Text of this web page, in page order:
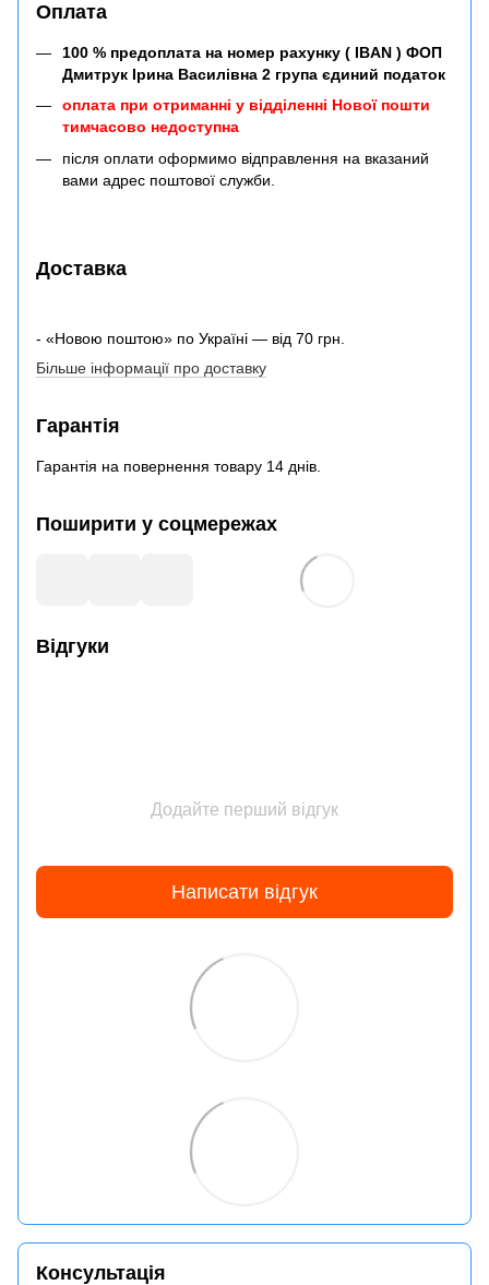
Оплата
100 % предоплата на номер рахунку ( IBAN ) ФОП
Дмитрук Ірина Василівна 2 група єдиний податок
оплата при отриманні у відділенні Нової пошти
тимчасово недоступна
після оплати оформимо відправлення на вказаний
вами адрес поштової служби.
Доставка
- «Новою поштою» по Україні — від 70 грн.
Більше інформації про доставку
Гарантія
Гарантія на повернення товару 14 днів.
Поширити у соцмережах
Відгуки
Додайте перший відгук
Написати відгук
Консультація